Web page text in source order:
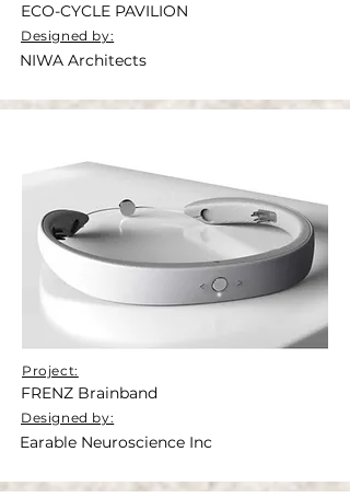
ECO-CYCLE PAVILION
Designed by:
NIWA Architects
Project:
FRENZ Brainband
Designed by:
Earable Neuroscience Inc